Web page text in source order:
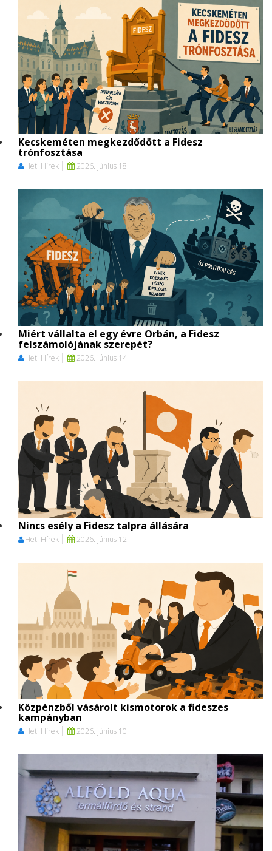
Kecskeméten megkezdődött a Fidesz
trónfosztása
Heti Hírek 2026. június 18.
Miért vállalta el egy évre Orbán, a Fidesz
felszámolójának szerepét?
Heti Hírek 2026. június 14.
Nincs esély a Fidesz talpra állására
Heti Hírek 2026. június 12.
Közpénzből vásárolt kismotorok a fideszes
kampányban
Heti Hírek 2026. június 10.